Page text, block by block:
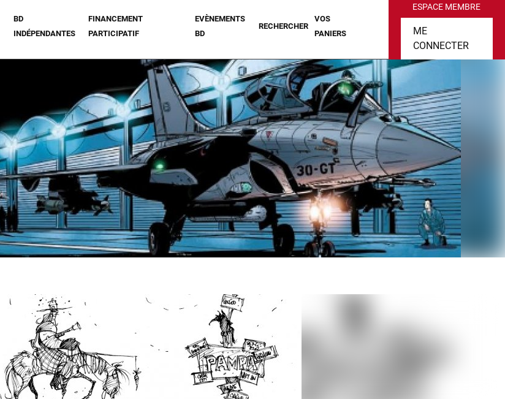
BD
INDÉPENDANTES
FINANCEMENT
PARTICIPATIF
EVÈNEMENTS
BD
RECHERCHER
VOS
PANIERS
ESPACE MEMBRE
ME
CONNECTER